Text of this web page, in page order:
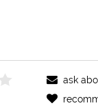
ask